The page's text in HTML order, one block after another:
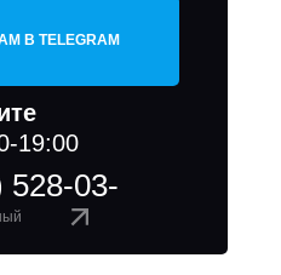
19:00
В TELEGRAM
528-03-